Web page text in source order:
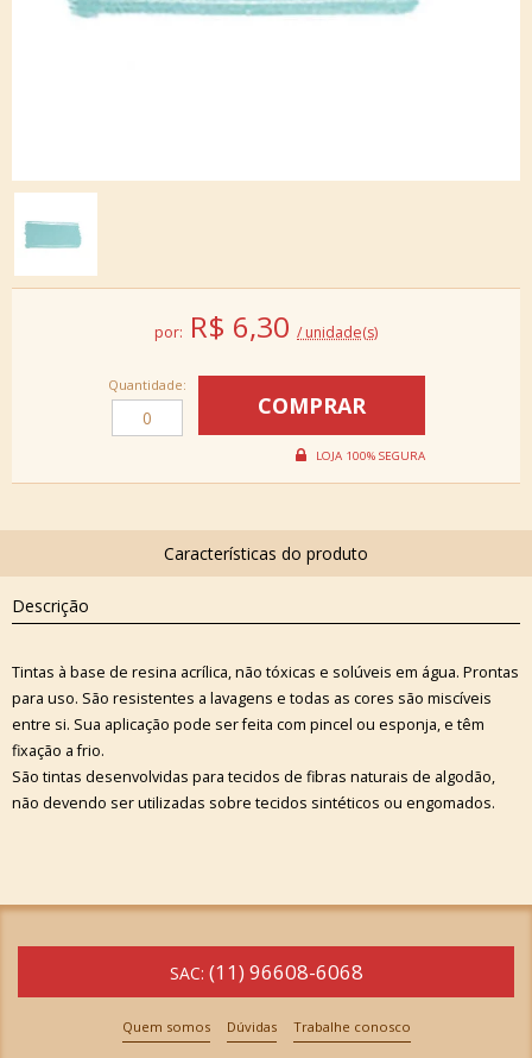
por: R$ 6,30 / unidade(s)
Quantidade:
Descrição
Tintas à base de resina acrílica, não tóxicas e solúveis em água. Prontas
para uso. São resistentes a lavagens e todas as cores são miscíveis
entre si. Sua aplicação pode ser feita com pincel ou esponja, e têm
fixação a frio.
São tintas desenvolvidas para tecidos de fibras naturais de algodão,
não devendo ser utilizadas sobre tecidos sintéticos ou engomados.
SAC: (11) 96608-6068
Quem somos Dúvidas Trabalhe conosco